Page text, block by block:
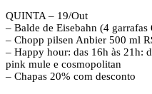
QUINTA – 19/Out
– Balde de Eisebahn (4
– Chopp pilsen Anbier 500 ml
– Happy hour: das 16h às 21h:
pink mule e cosmopolitan
– Chapas 20% com desconto